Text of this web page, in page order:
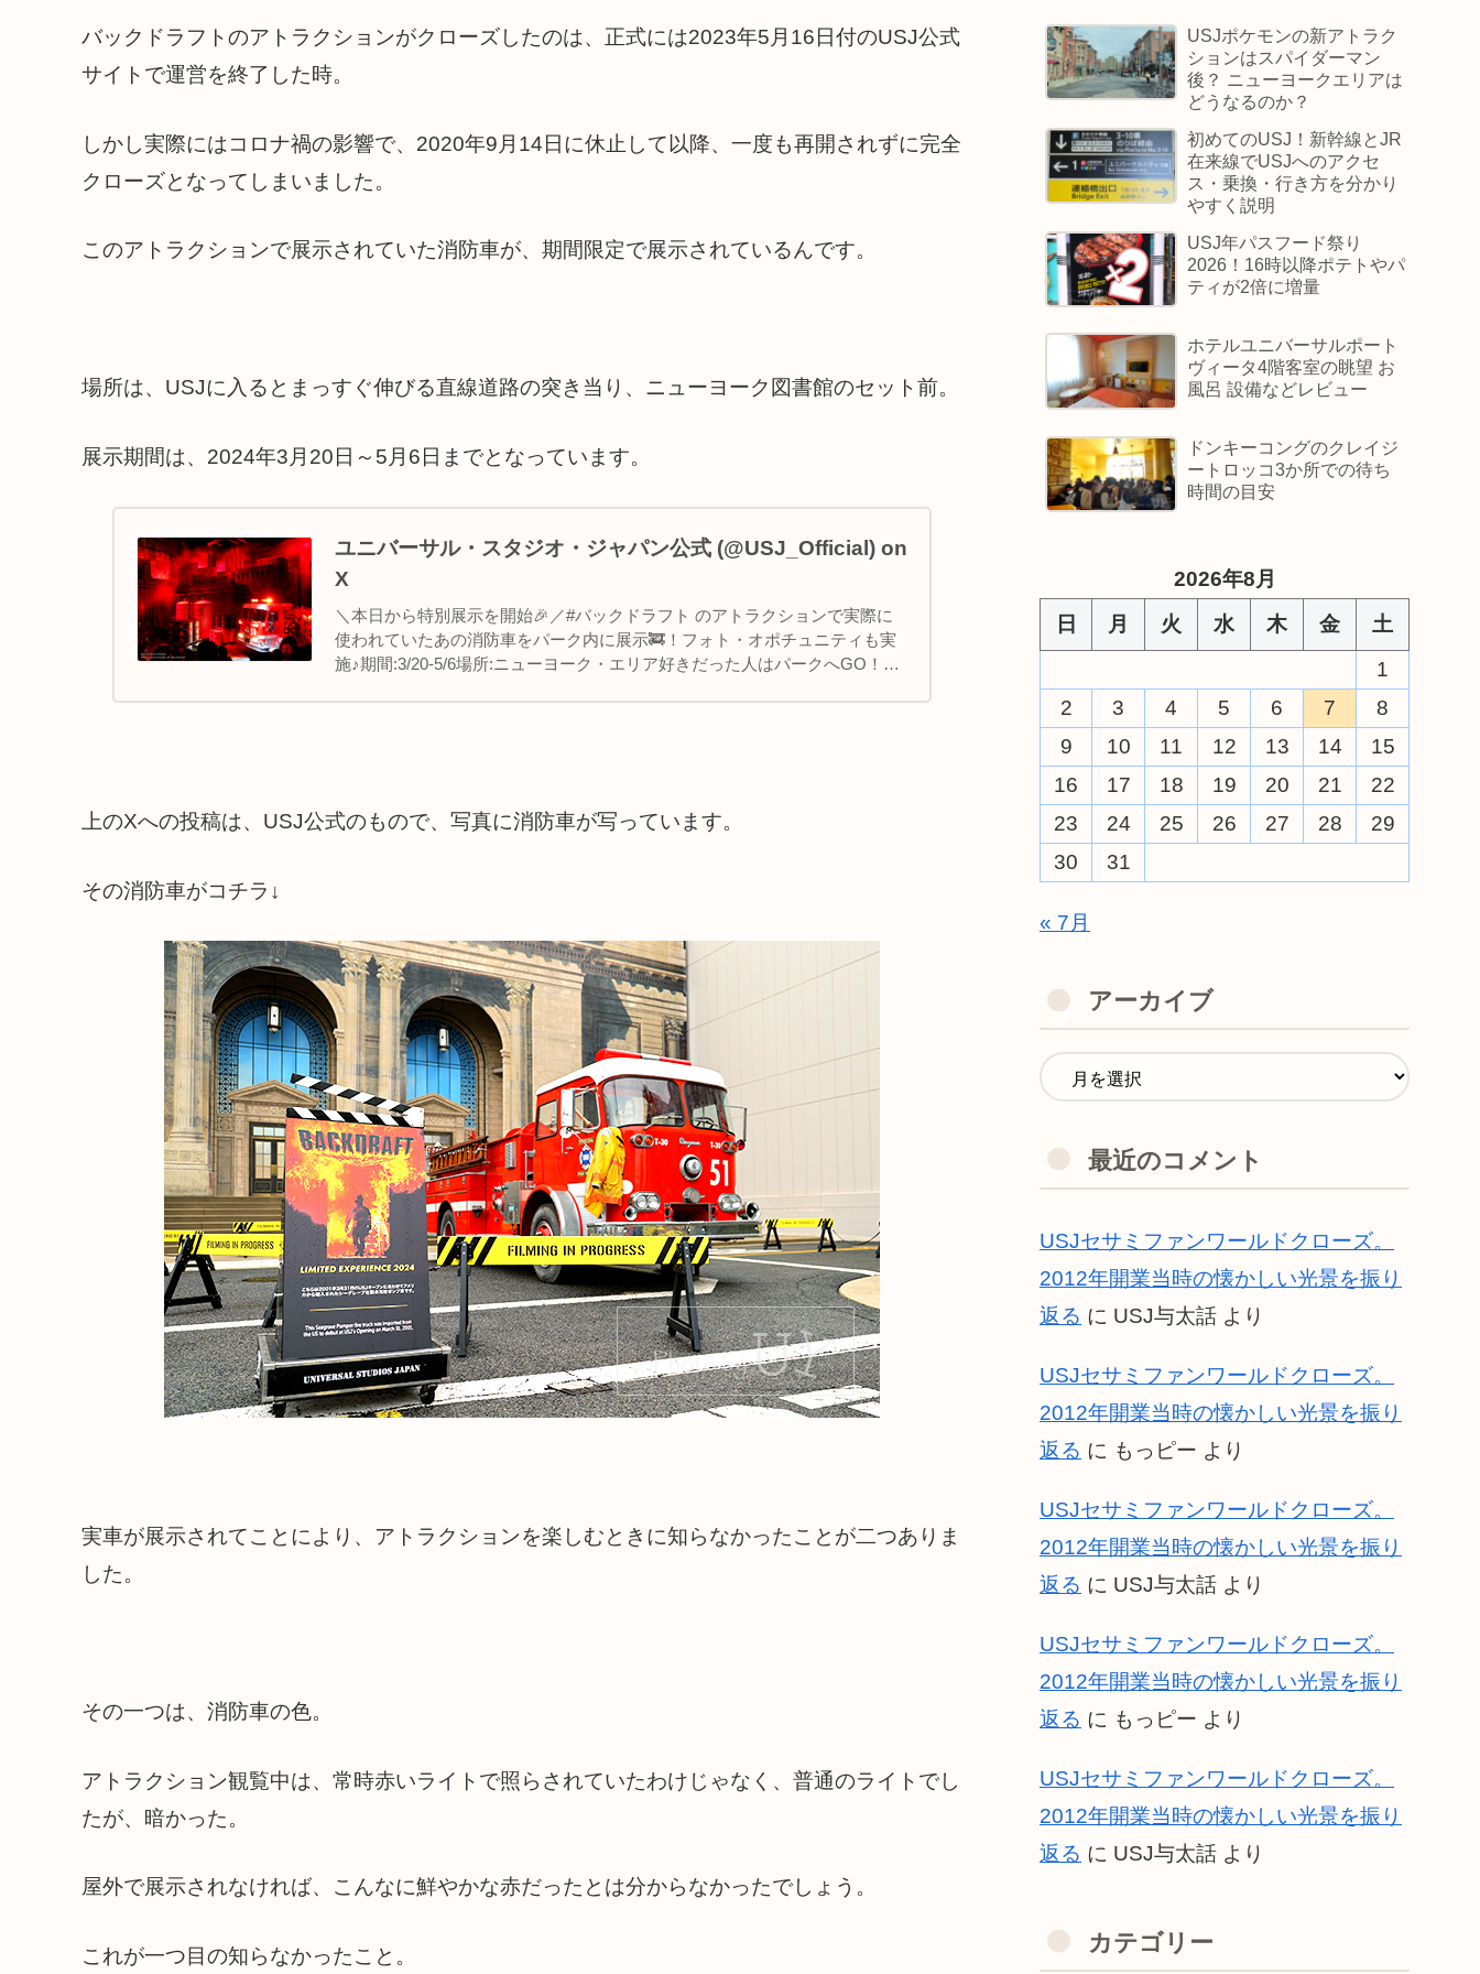
バックドラフトのアトラクションがクローズしたのは、正式には2023年5月16日付のUSJ公式
サイトで運営を終了した時。
しかし実際にはコロナ禍の影響で、2020年9月14日に休止して以降、一度も再開されずに完全
クローズとなってしまいました。
このアトラクションで展示されていた消防車が、期間限定で展示されているんです。
場所は、USJに入るとまっすぐ伸びる直線道路の突き当り、ニューヨーク図書館のセット前。
展示期間は、2024年3月20日～5月6日までとなっています。
ユニバーサル・スタジオ・ジャパン公式 (@USJ_Official) on
X
＼本日から特別展示を開始🎉／#バックドラフト のアトラクションで実際に
使われていたあの消防車をパーク内に展示🚒！フォト・オポチュニティも実
施♪期間:3/20-5/6場所:ニューヨーク・エリア好きだった人はパークへGO！🚒
上のXへの投稿は、USJ公式のもので、写真に消防車が写っています。
その消防車がコチラ↓
実車が展示されてことにより、アトラクションを楽しむときに知らなかったことが二つありま
した。
その一つは、消防車の色。
アトラクション観覧中は、常時赤いライトで照らされていたわけじゃなく、普通のライトでし
たが、暗かった。
屋外で展示されなければ、こんなに鮮やかな赤だったとは分からなかったでしょう。
これが一つ目の知らなかったこと。
USJポケモンの新アトラク
ションはスパイダーマン
後？ ニューヨークエリアは
どうなるのか？
初めてのUSJ！新幹線とJR
在来線でUSJへのアクセ
ス・乗換・行き方を分かり
やすく説明
USJ年パスフード祭り
2026！16時以降ポテトやパ
ティが2倍に増量
ホテルユニバーサルポート
ヴィータ4階客室の眺望 お
風呂 設備などレビュー
ドンキーコングのクレイジ
ートロッコ3か所での待ち
時間の目安
2026年8月
日
月 火 水 木 金
土
1
2
3 4 5 6 7
8
9
10 11 12 13 14
15
16
17 18 19 20 21
22
23
24 25 26 27 28
29
30
31
« 7月
アーカイブ
最近のコメント
USJセサミファンワールドクローズ。
2012年開業当時の懐かしい光景を振り
返る に USJ与太話 より
USJセサミファンワールドクローズ。
2012年開業当時の懐かしい光景を振り
返る に もっピー より
USJセサミファンワールドクローズ。
2012年開業当時の懐かしい光景を振り
返る に USJ与太話 より
USJセサミファンワールドクローズ。
2012年開業当時の懐かしい光景を振り
返る に もっピー より
USJセサミファンワールドクローズ。
2012年開業当時の懐かしい光景を振り
返る に USJ与太話 より
カテゴリー